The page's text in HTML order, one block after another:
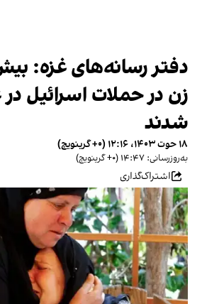
زن در حملات اسرائيل
شدند
۱۸ حوت ۱۴۰۳، ۱۲:۱۶ (‎+۰ گرینویچ)
به‌روزرسانی: ۱۴:۴۷ (‎+۰ گرینویچ)
اشتراک‌گذاری